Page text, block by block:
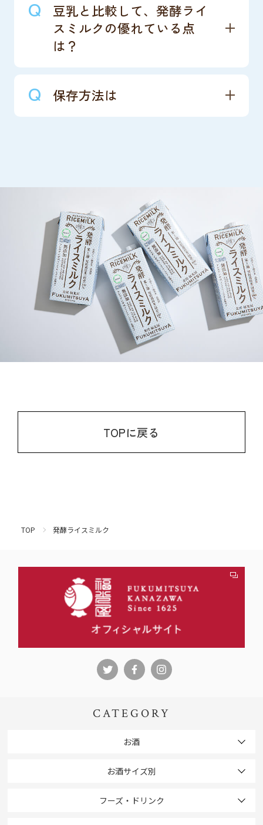
豆乳と比較して、発酵ライ
スミルクの優れている点
は？
保存方法は
TOPに戻る
TOP 発酵ライスミルク
CATEGORY
お酒
お酒サイズ別
フーズ・ドリンク